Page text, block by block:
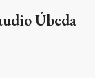
Úbeda